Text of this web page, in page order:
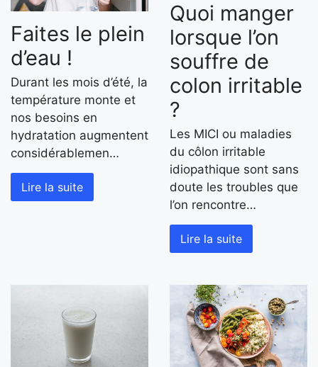
Faites le plein
d’eau !
Durant les mois d’été, la
température monte et
nos besoins en
hydratation augmentent
considérablemen…
Lire la suite
Quoi manger
lorsque l’on
souffre de
colon irritable
?
Les MICI ou maladies
du côlon irritable
idiopathique sont sans
doute les troubles que
l’on rencontre…
Lire la suite